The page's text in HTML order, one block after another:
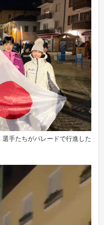
選手たちがパレードで行進した